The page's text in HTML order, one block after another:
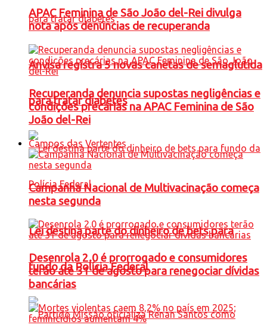
Anvisa registra 5 novas canetas de semaglutida
para tratar diabetes
Lei destina parte do dinheiro de bets para
fundo da Polícia Federal
APAC Feminina de São João del-Rei divulga
nota após denúncias de recuperanda
Recuperanda denuncia supostas negligências e
condições precárias na APAC Feminina de São
João del-Rei
Campos das Vertentes
Campanha Nacional de Multivacinação começa
nesta segunda
Desenrola 2.0 é prorrogado e consumidores
terão até 31 de agosto para renegociar dívidas
bancárias